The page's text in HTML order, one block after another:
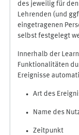
des jeweilig für
Lehrenden (und
eingetragenen
selbst festgelegt
Innerhalb der
Funktionalitäten
Ereignisse
Art des
Name des
Zeitpunkt